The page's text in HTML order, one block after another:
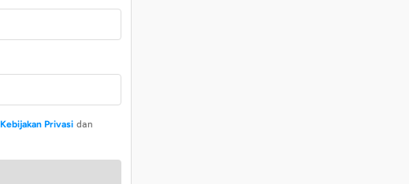
Kebijakan Privasi dan